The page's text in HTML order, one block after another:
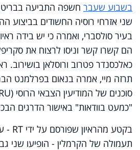
בשבוע שעבר חשפה התביעה
שני אזרחי רוסיה החשודים בביצוע
בעיר סולסברי, ואמרה כי יש בידה
הם קשרו קשר וניסו לרצוח את
כאלכסנדר פטרוב ורוסלאן
תרזה מיי, אמרה בנאום בפרלמנט
סוכנים של המודיעין הצבאי הרוסי (
"כמעט בוודאות" באישור הדרגים
בקטע מהראיון שפורסם על ידי RT
-
תעמולה של הקרמלין - הופיעו שני